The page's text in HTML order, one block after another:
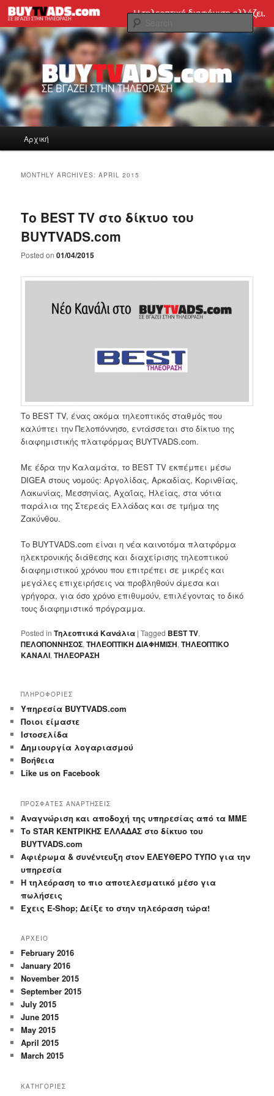
Skip
primary
content
Skip
secondary
contentBUYTVADS.com Blog
Tηλεοπτική διαφήμιση εύκολα και γρήγορα!
Αρχική
MONTHLY ARCHIVES:APRIL 2015
Το BEST TV στο δίκτυο του
BUYTVADS.com
Posted on01/04/2015
Το BEST TV, ένας ακόμα τηλεοπτικός σταθμός που
καλύπτει την Πελοπόννησο, εντάσσεται στο δίκτυο της
διαφημιστικής πλατφόρμας BUYTVADS.com.
Με έδρα την Καλαμάτα, το BEST TV εκπέμπει μέσω
DIGEΑ στους νομούς: Αργολίδας, Αρκαδίας, Κορινθίας,
Λακωνίας, Μεσσηνίας, Αχαΐας, Ηλείας, στα νότια
παράλια της Στερεάς Ελλάδας και σε τμήμα της
Ζακύνθου.
Το BUYTVADS.com είναι η νέα καινοτόμα πλατφόρμα
ηλεκτρονικής διάθεσης και διαχείρισης τηλεοπτικού
διαφημιστικού χρόνου που επιτρέπει σε μικρές και
μεγάλες επιχειρήσεις να προβληθούν άμεσα και
γρήγορα, για όσο χρόνο επιθυμούν, επιλέγοντας το δικό
τους διαφημιστικό πρόγραμμα.
Posted in Τηλεοπτικά Κανάλια |Tagged BEST TV,
ΠΕΛΟΠΟΝΝΗΣΟΣ,ΤΗΛΕΟΠΤΙΚΗ ΔΙΑΦΗΜΙΣΗ,ΤΗΛΕΟΠΤΙΚΟ
ΚΑΝΑΛΙ,ΤΗΛΕΟΡΑΣΗ
ΠΛΗΡΟΦΟΡΙΕΣ
Yπηρεσία BUYTVADS.com
Ποιοι είμαστε
Ιστοσελίδα
Δημιουργία λογαριασμού
Βοήθεια
Like us on Facebook
ΠΡΟΣΦΑΤΕΣ ΑΝΑΡΤΗΣΕΙΣ
Αναγνώριση και αποδοχή της υπηρεσίας από τα ΜΜΕ
Το STAR ΚΕΝΤΡΙΚΗΣ ΕΛΛΑΔΑΣ στο δίκτυο του
BUYTVADS.com
Αφιέρωμα & συνέντευξη στον ΕΛΕΥΘΕΡΟ ΤΥΠΟ για την
υπηρεσία
Η τηλεόραση το πιο αποτελεσματικό μέσο για
πωλήσεις
Έχεις E-Shop; Δείξε το στην τηλεόραση τώρα!
ΑΡΧΕΙΟ
February 2016
January 2016
November 2015
September 2015
July 2015
June 2015
May 2015
April 2015
March 2015
ΚΑΤΗΓΟΡΙΕΣ